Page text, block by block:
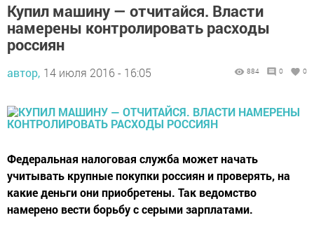
Купил машину — отчитайся. Власти
намерены контролировать расходы
россиян
автор, 14 июля 2016 - 16:05 884 0 0
Федеральная налоговая служба может начать
учитывать крупные покупки россиян и проверять, на
какие деньги они приобретены. Так ведомство
намерено вести борьбу с серыми зарплатами.